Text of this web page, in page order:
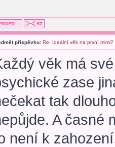
příspěvku: Re: Ideální věk na první mimi?
věk má
zase
tak
A časné
není k